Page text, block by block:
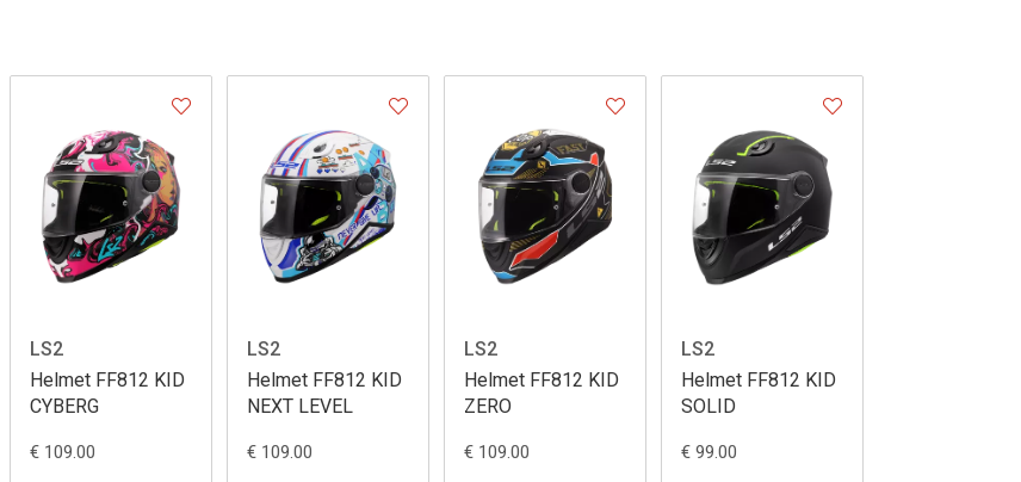
LS2
Helmet FF812 KID
CYBERG
€ 109.00
LS2
Helmet FF812 KID
NEXT LEVEL
€ 109.00
LS2
Helmet FF812 KID
ZERO
€ 109.00
LS2
Helmet FF812 KID
SOLID
€ 99.00